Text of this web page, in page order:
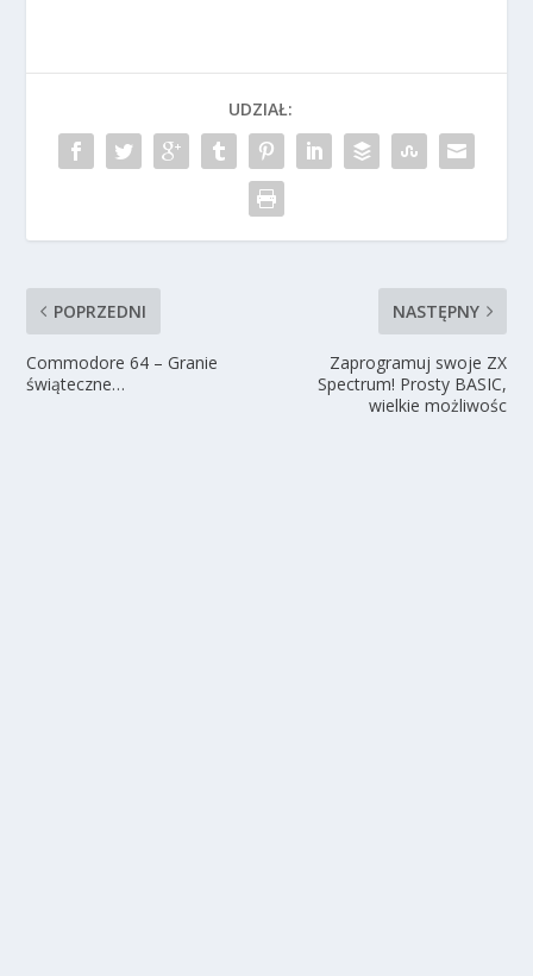
UDZIAŁ:
POPRZEDNI
Commodore 64 – Granie
świąteczne…
NASTĘPNY
Zaprogramuj swoje ZX
Spectrum! Prosty BASIC,
wielkie możliwośc